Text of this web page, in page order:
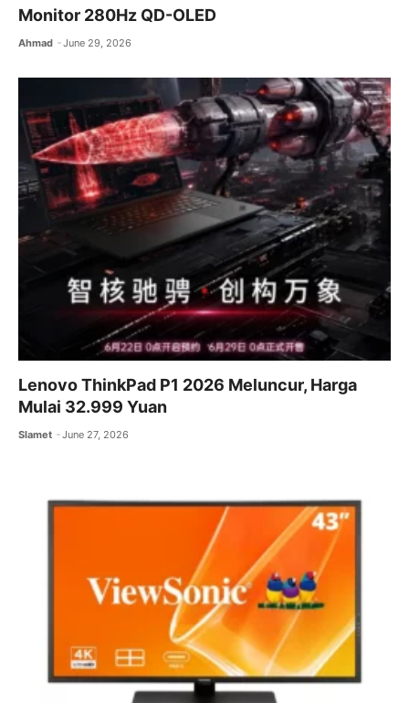
Monitor 280Hz QD-OLED
Ahmad June 29, 2026
Lenovo ThinkPad P1 2026 Meluncur, Harga
Mulai 32.999 Yuan
Slamet June 27, 2026